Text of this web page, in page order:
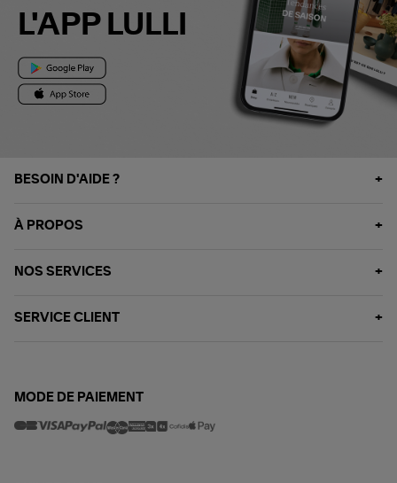
L'APP LULLI
BESOIN D'AIDE ?
À PROPOS
NOS SERVICES
SERVICE CLIENT
MODE DE PAIEMENT